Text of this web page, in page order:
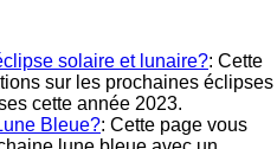
solaire et lunaire?: Cette
sur les prochaines éclipses
cette année 2023.
Bleue?: Cette page vous